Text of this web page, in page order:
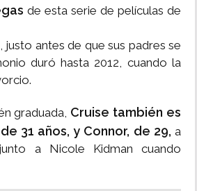
de esta serie de películas de
justo antes de que sus padres se
duró hasta 2012, cuando la
graduada, Cruise también es
31 años, y Connor, de 29, a
a Nicole Kidman cuando